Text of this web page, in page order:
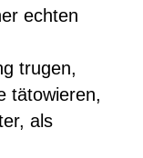
echten
trugen,
tätowieren,
als